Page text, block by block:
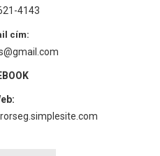
4143
cím: